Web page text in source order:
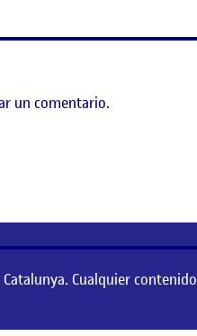
un comentario.
Cualquier